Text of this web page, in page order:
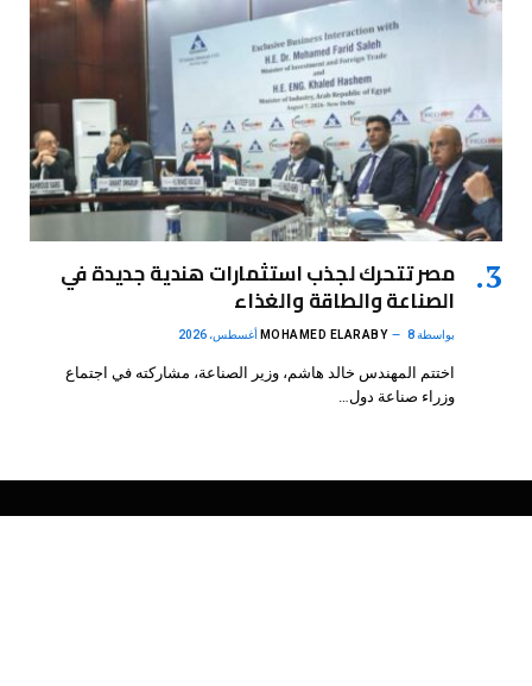
مصر تتحرك لجذب استثمارات هندية جديدة في
الصناعة والطاقة والغذاء
بواسطة MOHAMED ELARABY 8 أغسطس، 2026
اختتم المهندس خالد هاشم، وزير الصناعة، مشاركته في اجتماع
وزراء صناعة دول…